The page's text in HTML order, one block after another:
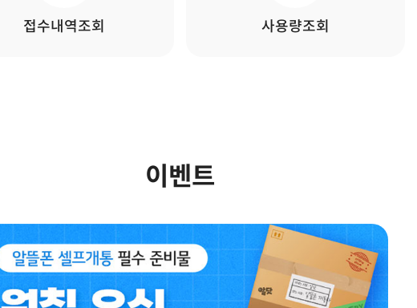
접수내역조회 사용량조회
이벤트